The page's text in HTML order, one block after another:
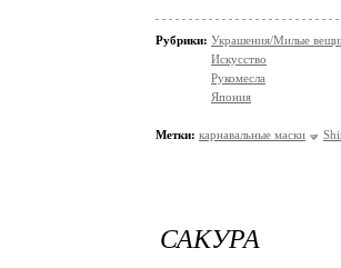
Рубрики: Украшения/Милые
Искусство
Рукомесла
Япония
Метки: карнавальные маски
САКУРА